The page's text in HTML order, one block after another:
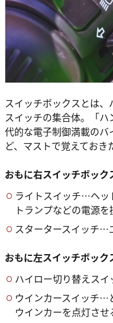
スイッチボックスとは
スイッチの集合体。「
代的な電子制御満載の
ど、マストで覚えておき
おもに右スイッチボック
ライトスイッチ…ヘッ
トランプなどの電源を
スタータースイッチ…
おもに左スイッチボック
ハイロー切り替えス
ウインカースイッチ…
ウインカーを点灯させ